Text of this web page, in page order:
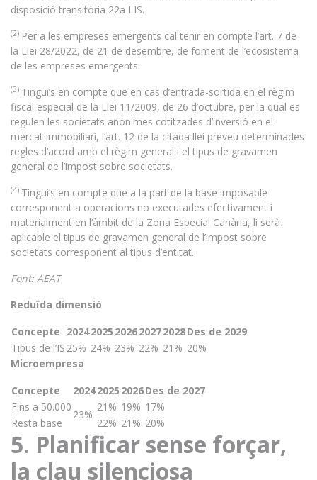
disposició transitòria 22a LIS.
(2) Per a les empreses emergents cal tenir en compte l’art. 7 de
la Llei 28/2022, de 21 de desembre, de foment de l’ecosistema
de les empreses emergents.
(3) Tingui’s en compte que en cas d’entrada-sortida en el règim
fiscal especial de la Llei 11/2009, de 26 d’octubre, per la qual es
regulen les societats anònimes cotitzades d’inversió en el
mercat immobiliari, l’art. 12 de la citada llei preveu determinades
regles d’acord amb el règim general i el tipus de gravamen
general de l’impost sobre societats.
(4) Tingui’s en compte que a la part de la base imposable
corresponent a operacions no executades efectivament i
materialment en l’àmbit de la Zona Especial Canària, li serà
aplicable el tipus de gravamen general de l’impost sobre
societats corresponent al tipus d’entitat.
Font: AEAT
Reduïda dimensió
Concepte 20242025 202620272028Des de 2029
Tipus de l’IS 25% 24% 23% 22% 21% 20%
Microempresa
Concepte
20242025 2026Des de 2027
Fins a 50.000
23%
21% 19% 17%
Resta base
22% 21% 20%
5. Planificar sense forçar,
la clau silenciosa